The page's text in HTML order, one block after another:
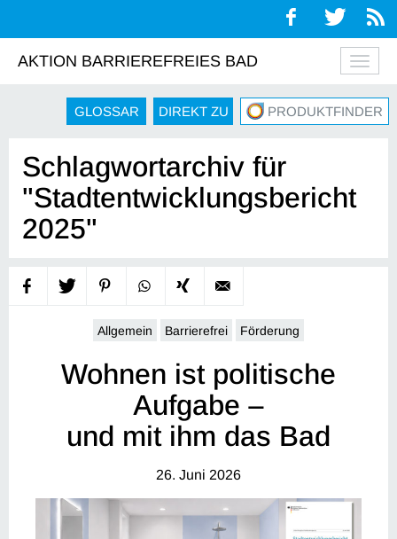
AKTION BARRIEREFREIES BAD
GLOSSAR DIREKT ZU PRODUKTFINDER
Schlagwortarchiv für
"Stadtentwicklungsbericht
2025"
Allgemein Barrierefrei Förderung
Wohnen ist politische
Aufgabe –
und mit ihm das Bad
26. Juni 2026